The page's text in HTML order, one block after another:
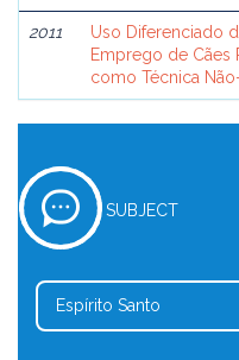
2011
Uso Diferenciado
Emprego de Cães
como Técnica
SUBJECT
Espírito Santo